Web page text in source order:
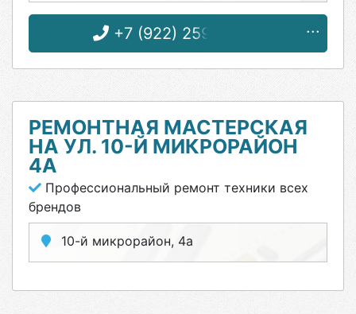
+7 (922) 259-86-82
РЕМОНТНАЯ МАСТЕРСКАЯ
НА УЛ. 10-Й МИКРОРАЙОН
4А
Профессиональный ремонт техники всех
брендов
10-й микрорайон, 4а